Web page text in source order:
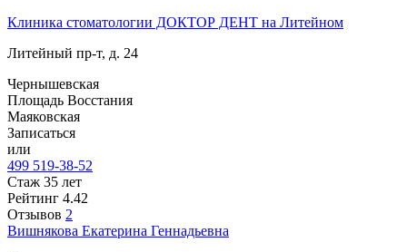
Клиника стоматологии ДОКТОР ДЕНТ на Литейном
Литейный пр-т, д. 24
Чернышевская
Площадь Восстания
Маяковская
Записаться
или
499 519-38-52
Стаж 35 лет
Рейтинг 4.42
Отзывов 2
Вишнякова Екатерина Геннадьевна